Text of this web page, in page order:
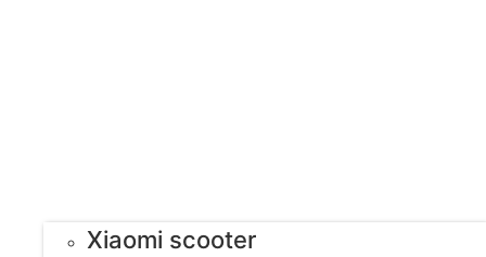
Xiaomi scooter